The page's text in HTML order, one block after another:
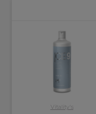
Vitality's